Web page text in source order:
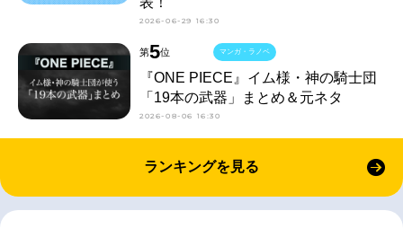
2026-06-29 16:30
第5位
『ONE PIECE』イム様・神の騎士団
「19本の武器」まとめ＆元ネタ
2026-08-06 16:30
マンガ・ラノベ
ランキングを見る